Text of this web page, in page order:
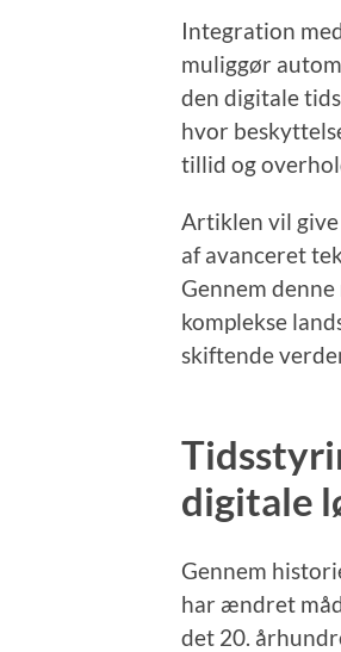
Integration
muliggør
den digitale
hvor
tillid og
Artiklen vil
af avanceret
Gennem
komplekse
skiftende
digitale
Gennem
har ændret
det 20.